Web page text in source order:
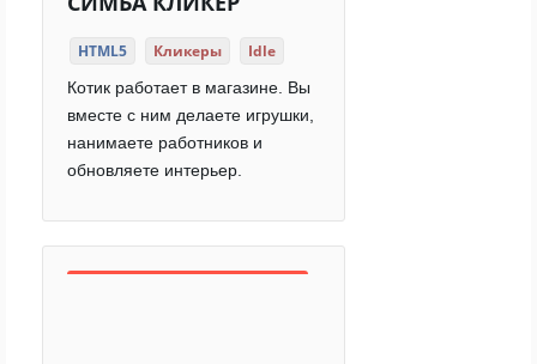
HTML5 Кликеры Idle
Котик работает в магазине. Вы
вместе с ним делаете игрушки,
нанимаете работников и
обновляете интерьер.